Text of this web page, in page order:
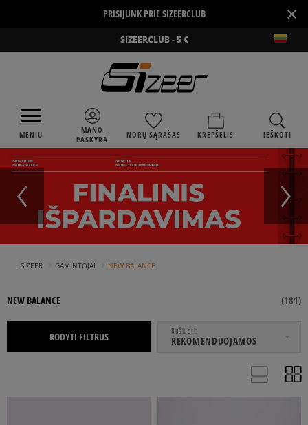
PRISIJUNK PRIE SIZEERCLUB ×
SIZEERCLUB - 5 €
MENIU
MANO
PASKYRA
NORŲ SĄRAŠAS KREPŠELIS IEŠKOTI
SIZEER GAMINTOJAI NEW BALANCE
NEW BALANCE (181)
RODYTI FILTRUS Rušiuoti
REKOMENDUOJAMOS
NUO IKI